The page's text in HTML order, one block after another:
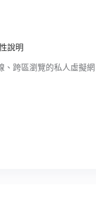
說明
、跨區瀏覽的私人虛擬網